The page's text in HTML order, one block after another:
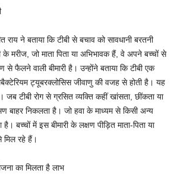
राय ने बताया कि टीबी से बचाव को सावधानी बरतनी
के मरीज, जो माता पिता या अभिभावक हैं, वे अपने बच्चों से
से फैलने वाली बीमारी है। उन्होंने बताया कि टीबी एक
ट्यूबरक्लोसिस जीवाणु की वजह से होती है। यह
जब टीबी रोग से ग्रसित व्यक्ति कहीं खांसता, छींकता या
बाहर निकलता है। जो हवा के माध्यम से किसी अन्य
बच्चों में इस बीमारी के लक्षण पीड़ित माता-पिता या
मिल रहे हैं।
का मिलता है लाभ